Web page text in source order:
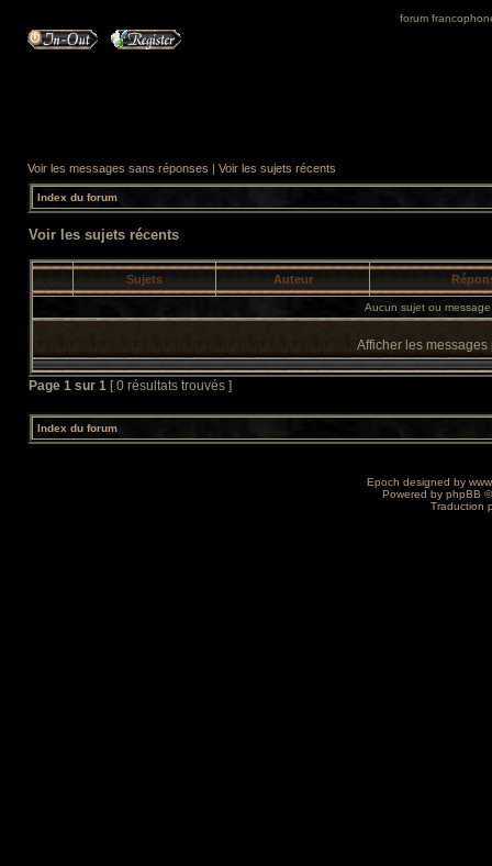
forum
Voir les messages sans réponses | Voir les sujets récents
Index du forum
Voir les sujets récents
Sujets Auteur
Aucun sujet ou
Afficher les messages
Page 1 sur 1 [ 0 résultats trouvés ]
Index du forum
Epoch designed by
Powered by phpBB
Traduction